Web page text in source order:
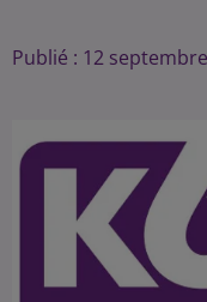
Publié : 12